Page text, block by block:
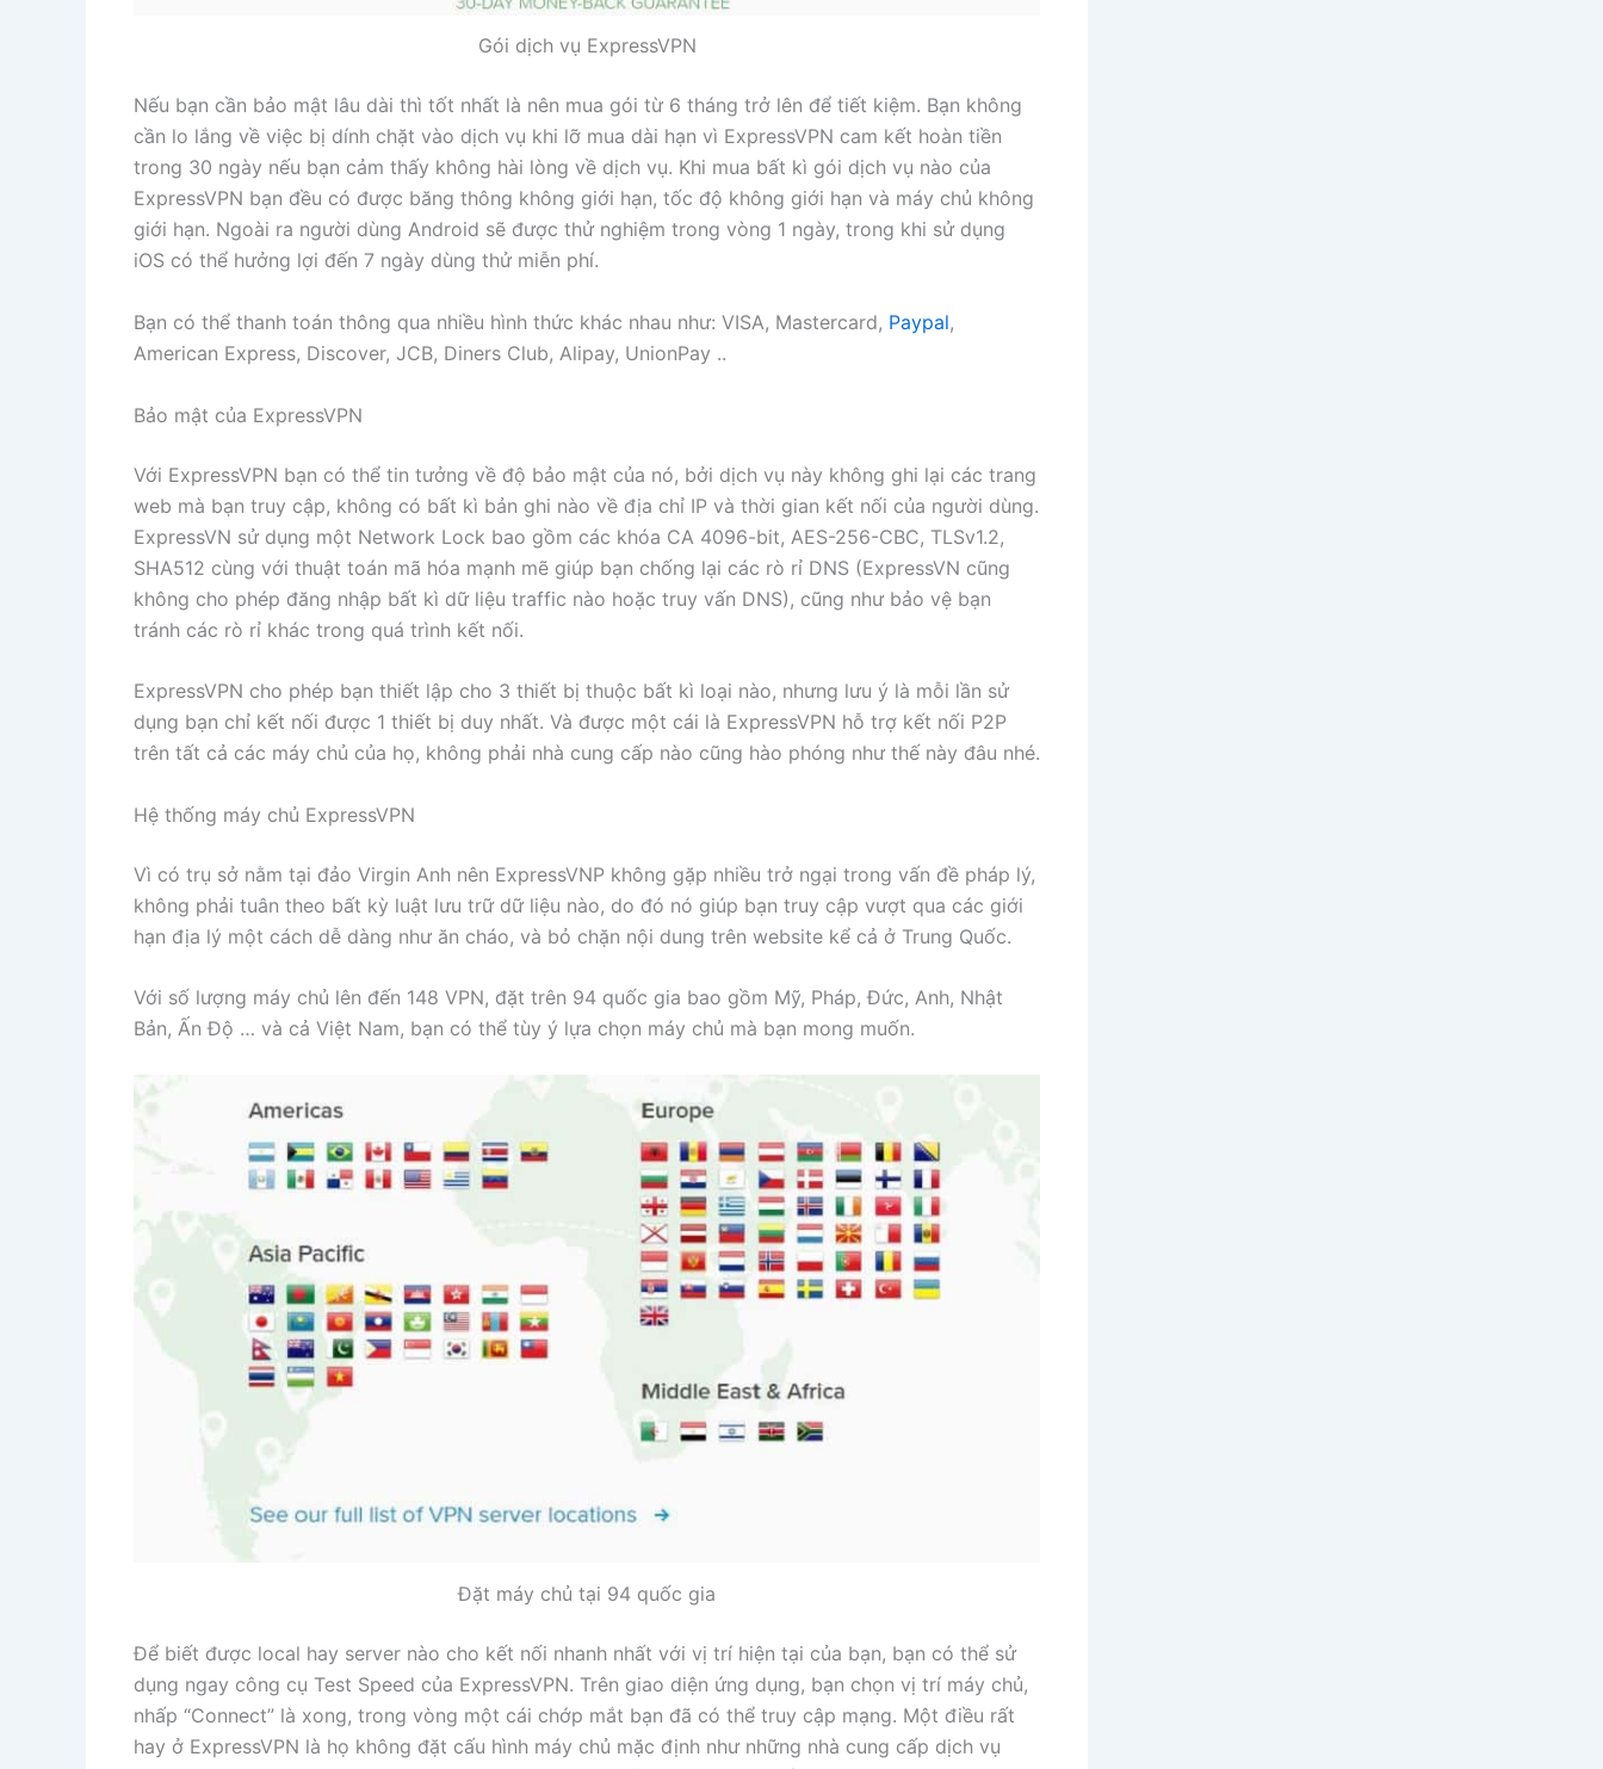
Gói dịch vụ ExpressVPN
Nếu bạn cần bảo mật lâu dài thì tốt nhất là nên mua gói từ 6 tháng trở lên để tiết kiệm. Bạn không
cần lo lắng về việc bị dính chặt vào dịch vụ khi lỡ mua dài hạn vì ExpressVPN cam kết hoàn tiền
trong 30 ngày nếu bạn cảm thấy không hài lòng về dịch vụ. Khi mua bất kì gói dịch vụ nào của
ExpressVPN bạn đều có được băng thông không giới hạn, tốc độ không giới hạn và máy chủ không
giới hạn. Ngoài ra người dùng Android sẽ được thử nghiệm trong vòng 1 ngày, trong khi sử dụng
iOS có thể hưởng lợi đến 7 ngày dùng thử miễn phí.
Bạn có thể thanh toán thông qua nhiều hình thức khác nhau như: VISA, Mastercard, Paypal,
American Express, Discover, JCB, Diners Club, Alipay, UnionPay ..
Bảo mật của ExpressVPN
Với ExpressVPN bạn có thể tin tưởng về độ bảo mật của nó, bởi dịch vụ này không ghi lại các trang
web mà bạn truy cập, không có bất kì bản ghi nào về địa chỉ IP và thời gian kết nối của người dùng.
ExpressVN sử dụng một Network Lock bao gồm các khóa CA 4096-bit, AES-256-CBC, TLSv1.2,
SHA512 cùng với thuật toán mã hóa mạnh mẽ giúp bạn chống lại các rò rỉ DNS (ExpressVN cũng
không cho phép đăng nhập bất kì dữ liệu traffic nào hoặc truy vấn DNS), cũng như bảo vệ bạn
tránh các rò rỉ khác trong quá trình kết nối.
ExpressVPN cho phép bạn thiết lập cho 3 thiết bị thuộc bất kì loại nào, nhưng lưu ý là mỗi lần sử
dụng bạn chỉ kết nối được 1 thiết bị duy nhất. Và được một cái là ExpressVPN hỗ trợ kết nối P2P
trên tất cả các máy chủ của họ, không phải nhà cung cấp nào cũng hào phóng như thế này đâu nhé.
Hệ thống máy chủ ExpressVPN
Vì có trụ sở nằm tại đảo Virgin Anh nên ExpressVNP không gặp nhiều trở ngại trong vấn đề pháp lý,
không phải tuân theo bất kỳ luật lưu trữ dữ liệu nào, do đó nó giúp bạn truy cập vượt qua các giới
hạn địa lý một cách dễ dàng như ăn cháo, và bỏ chặn nội dung trên website kể cả ở Trung Quốc.
Với số lượng máy chủ lên đến 148 VPN, đặt trên 94 quốc gia bao gồm Mỹ, Pháp, Đức, Anh, Nhật
Bản, Ấn Độ … và cả Việt Nam, bạn có thể tùy ý lựa chọn máy chủ mà bạn mong muốn.
Đặt máy chủ tại 94 quốc gia
Để biết được local hay server nào cho kết nối nhanh nhất với vị trí hiện tại của bạn, bạn có thể sử
dụng ngay công cụ Test Speed của ExpressVPN. Trên giao diện ứng dụng, bạn chọn vị trí máy chủ,
nhấp “Connect” là xong, trong vòng một cái chớp mắt bạn đã có thể truy cập mạng. Một điều rất
hay ở ExpressVPN là họ không đặt cấu hình máy chủ mặc định như những nhà cung cấp dịch vụ